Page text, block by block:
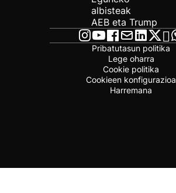
albisteak
AEB eta Trump
Pribatutasun politika
Lege oharra
Cookie politika
Cookieen konfigurazioa
Harremana